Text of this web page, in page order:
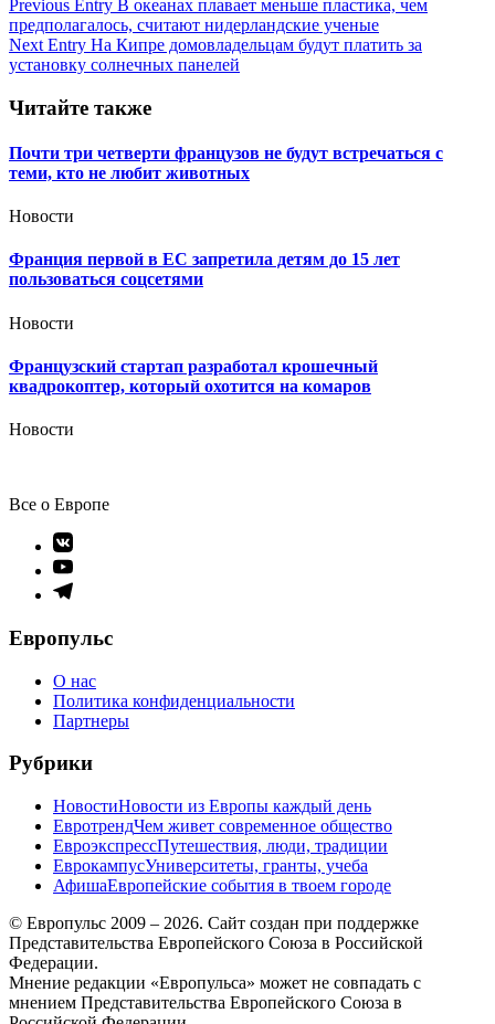
Навигация
по
записям
Previous Entry В океанах плавает меньше пластика, чем
предполагалось, считают нидерландские ученые
Next Entry На Кипре домовладельцам будут платить за
установку солнечных панелей
Читайте также
Почти три четверти французов не будут встречаться с
теми, кто не любит животных
Новости
Франция первой в ЕС запретила детям до 15 лет
пользоваться соцсетями
Новости
Французский стартап разработал крошечный
квадрокоптер, который охотится на комаров
Новости
Все о Европе
Элемент
меню
Элемент
меню
Элемент
Европульс
О нас
Политика конфиденциальности
Партнеры
Рубрики
НовостиНовости из Европы каждый день
ЕвротрендЧем живет современное общество
ЕвроэкспрессПутешествия, люди, традиции
ЕврокампусУниверситеты, гранты, учеба
АфишаЕвропейские события в твоем городе
© Европульс 2009 – 2026. Сайт создан при поддержке
Представительства Европейского Союза в Российской
Федерации.
Мнение редакции «Европульса» может не совпадать с
мнением Представительства Европейского Союза в